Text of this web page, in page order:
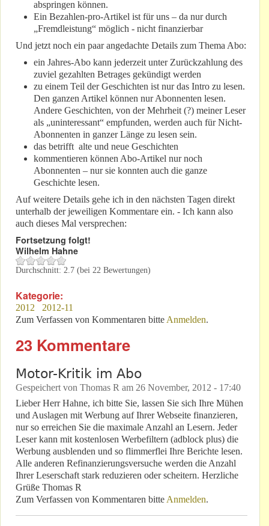
abspringen können.
Ein Bezahlen-pro-Artikel ist für uns – da nur durch
„Fremdleistung“ möglich - nicht finanzierbar
Und jetzt noch ein paar angedachte Details zum Thema Abo:
ein Jahres-Abo kann jederzeit unter Zurückzahlung des
zuviel gezahlten Betrages gekündigt werden
zu einem Teil der Geschichten ist nur das Intro zu lesen.
Den ganzen Artikel können nur Abonnenten lesen.
Andere Geschichten, von der Mehrheit (?) meiner Leser
als „uninteressant“ empfunden, werden auch für Nicht-
Abonnenten in ganzer Länge zu lesen sein.
das betrifft alte und neue Geschichten
kommentieren können Abo-Artikel nur noch
Abonnenten – nur sie konnten auch die ganze
Geschichte lesen.
Auf weitere Details gehe ich in den nächsten Tagen direkt
unterhalb der jeweiligen Kommentare ein. - Ich kann also
auch dieses Mal versprechen:
Fortsetzung folgt!
Wilhelm Hahne
Durchschnitt: 2.7 (bei 22 Bewertungen)
Kategorie:
2012
2012-11
Zum Verfassen von Kommentaren bitte Anmelden.
23 Kommentare
Motor-Kritik im Abo
Gespeichert von Thomas R am 26 November, 2012 - 17:40
Lieber Herr Hahne, ich bitte Sie, lassen Sie sich Ihre Mühen
und Auslagen mit Werbung auf Ihrer Webseite finanzieren,
nur so erreichen Sie die maximale Anzahl an Lesern. Jeder
Leser kann mit kostenlosen Werbefiltern (adblock plus) die
Werbung ausblenden und so flimmerflei Ihre Berichte lesen.
Alle anderen Refinanzierungsversuche werden die Anzahl
Ihrer Leserschaft stark reduzieren oder scheitern. Herzliche
Grüße Thomas R
Zum Verfassen von Kommentaren bitte Anmelden.